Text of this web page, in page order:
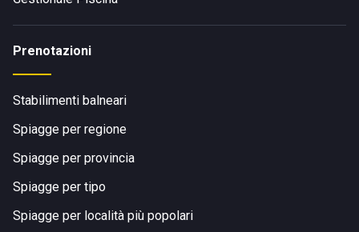
Prenotazioni
Stabilimenti balneari
Spiagge per regione
Spiagge per provincia
Spiagge per tipo
Spiagge per località più popolari